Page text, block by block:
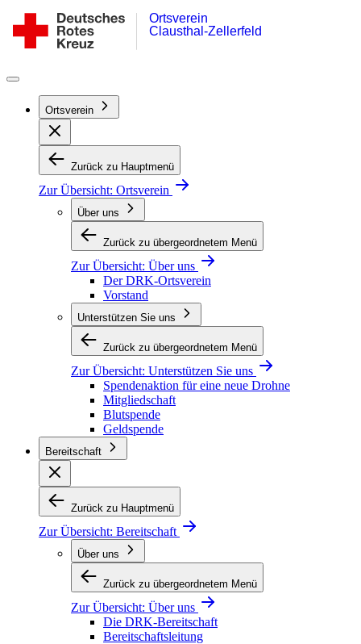
Inhalt
springen
Ortsverein
Clausthal-
Clausthal-Zellerfeld
Ortsverein
Ortsverein
Zurück zu Hauptmenü
Zur Übersicht: Ortsverein
Über uns
Zurück zu übergeordnetem Menü
Zur Übersicht: Über uns
Der DRK-Ortsverein
Vorstand
Unterstützen Sie uns
Zurück zu übergeordnetem Menü
Zur Übersicht: Unterstützen Sie uns
Spendenaktion für eine neue Drohne
Mitgliedschaft
Blutspende
Geldspende
Bereitschaft
Zurück zu Hauptmenü
Zur Übersicht: Bereitschaft
Über uns
Zurück zu übergeordnetem Menü
Zur Übersicht: Über uns
Die DRK-Bereitschaft
Bereitschaftsleitung